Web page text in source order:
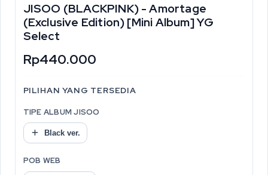
JISOO (BLACKPINK) - Amortage
(Exclusive Edition) [Mini Album] YG
Select
Rp440.000
PILIHAN YANG TERSEDIA
TIPE ALBUM JISOO
Black ver.
POB WEB